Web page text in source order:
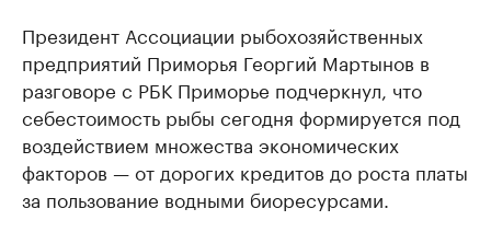
Президент Ассоциации рыбохозяйственных
предприятий Приморья Георгий Мартынов в
разговоре с РБК Приморье подчеркнул, что
себестоимость рыбы сегодня формируется под
воздействием множества экономических
факторов — от дорогих кредитов до роста платы
за пользование водными биоресурсами.